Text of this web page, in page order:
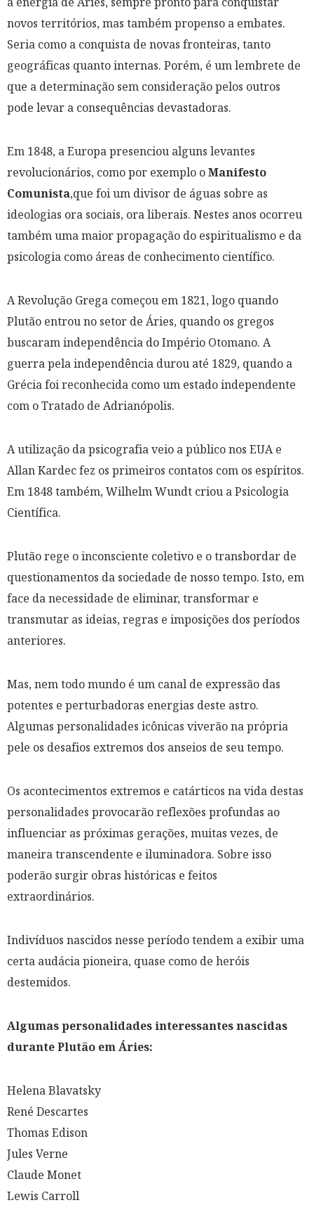
novos territórios, mas também propenso a embates.
Seria como a conquista de novas fronteiras, tanto
geográficas quanto internas. Porém, é um lembrete de
que a determinação sem consideração pelos outros
pode levar a consequências devastadoras.
Em 1848, a Europa presenciou alguns levantes
revolucionários, como por exemplo oManifesto
Comunista,que foi um divisor de águas sobre as
ideologias ora sociais, ora liberais. Nestes anos ocorreu
também uma maior propagação do espiritualismo e da
psicologia como áreas de conhecimento científico.
A Revolução Grega começou em 1821, logo quando
Plutão entrou no setor de Áries, quando os gregos
buscaram independência do Império Otomano. A
guerra pela independência durou até 1829, quando a
Grécia foi reconhecida como um estado independente
com o Tratado de Adrianópolis.
A utilização da psicografia veio a público nos EUA e
Allan Kardec fez os primeiros contatos com os espíritos.
Em 1848 também, Wilhelm Wundt criou a Psicologia
Científica.
Plutão rege o inconsciente coletivo e o transbordar de
questionamentos da sociedade de nosso tempo. Isto, em
face da necessidade de eliminar, transformar e
transmutar as ideias, regras e imposições dos períodos
anteriores.
Mas, nem todo mundo é um canal de expressão das
potentes e perturbadoras energias deste astro.
Algumas personalidades icônicas viverão na própria
pele os desafios extremos dos anseios de seu tempo.
Os acontecimentos extremos e catárticos na vida destas
personalidades provocarão reflexões profundas ao
influenciar as próximas gerações, muitas vezes, de
maneira transcendente e iluminadora. Sobre isso
poderão surgir obras históricas e feitos
extraordinários.
Indivíduos nascidos nesse período tendem a exibir uma
certa audácia pioneira, quase como de heróis
destemidos.
Algumas personalidades interessantes nascidas
durante Plutão em Áries:
Helena Blavatsky
René Descartes
Thomas Edison
Jules Verne
Claude Monet
Lewis Carroll